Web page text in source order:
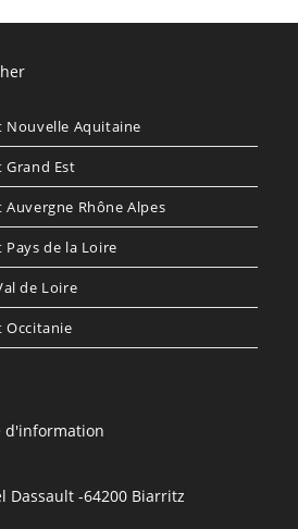
Aquitaine
Est
Rhône Alpes
de la Loire
de Loire
Occitanie
d'information
Dassault -64200 Biarritz